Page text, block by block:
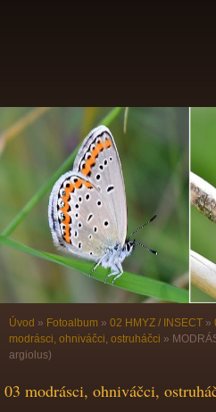
Úvod » Fotoalbum » 02 HMYZ / INSECT »
modrásci, ohniváčci, ostruháčci »
argiolus)
03 modrásci, ohniváčci,